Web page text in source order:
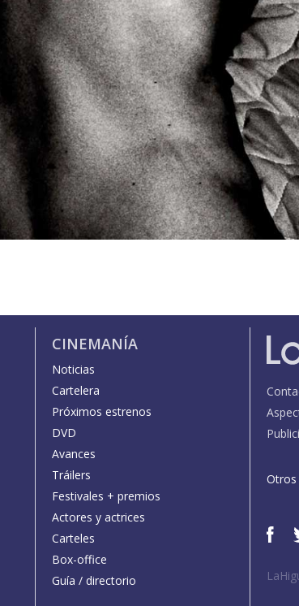
CINEMANÍA
Noticias
Cartelera
Próximos estrenos
DVD
Avances
Tráilers
Festivales + premios
Actores y actrices
Carteles
Box-office
Guía / directorio
Otros